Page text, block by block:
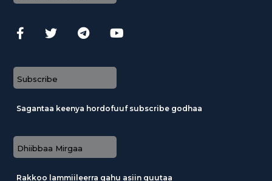
Subscribe
Sagantaa keenya hordofuuf subscribe godhaa
Dhiibbaa Mirgaa
Rakkoo lammiileerra gahu asiin guutaa